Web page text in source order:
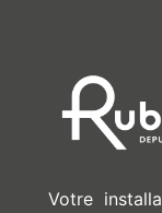
Votre